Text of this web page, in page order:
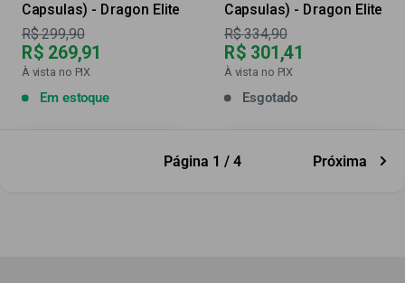
Capsulas) - Dragon Elite
Preço
R$ 299,90
R$ 269,91
À vista no PIX
Em estoque
Capsulas) - Dragon Elite
Preço
R$ 334,90
R$ 301,41
À vista no PIX
Esgotado
Página 1 / 4 Próxima